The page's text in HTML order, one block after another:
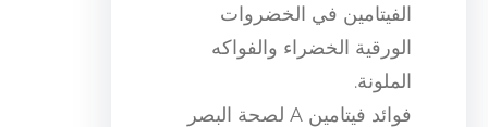
الفيتامين في الخضروات
الورقية الخضراء والفواكه
الملونة.
فوائد فيتامين A لصحة البصر